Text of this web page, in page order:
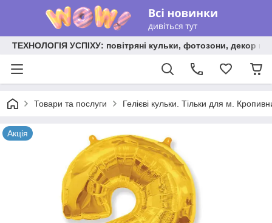
ТЕХНОЛОГІЯ УСПІХУ: повітряні кульки, фотозони, декор на
Товари та послуги Гелієві кульки. Тільки для м.
Акція